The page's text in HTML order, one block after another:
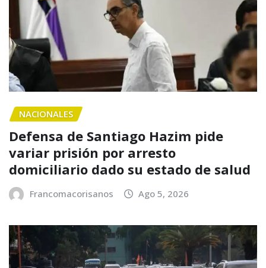
NACIONALES
Defensa de Santiago Hazim pide
variar prisión por arresto
domiciliario dado su estado de salud
Francomacorisanos Ago 5, 2026